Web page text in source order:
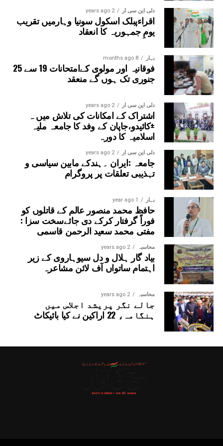
نظام کو بدعنوانی سے پاک کرے اور نوجوان نسل کو محنت،
دیانت اور کردار کے راستے پر چلنے کی توفیق عطا فرمائے۔ آمین
یا رب العالمین۔
دلی این سی آر 2 years ago
اقراءپبلک اسکول سونیا وہارمیں تقریب
یومِ جمہوریہ کا انعقاد
بہار 8 months ago
فوقانیہ اور مولوی کےامتحانات 19 سے 25
جنوری تک ہوں گے منعقد
دلی این سی آر 2 years ago
اشتراک کے امکانات کی تلاش میں ہ
±کائیدو،جاپان کے وفد کا جامعہ ملیہ
اسلامیہ کا دورہ
دلی این سی آر 2 years ago
جامعہ :ایران ۔ہندکے مابین سیاسی و
تہذیبی تعلقات پر پروگرام
بہار 1 year ago
حافظ محمد منصور عالم کے قاتلوں کو
فوراً گرفتار کرکے دی جائےسخت سزا :
مفتی محمد سعید الرحمن قاسمی
محاسبہ 2 years ago
بیاد گار ہلال و دل سیوہاروی کے زیر
اہتمام ساتواں آف لائن مشاعرہ
محاسبہ 2 years ago
جالے نگر پریشد اجلاس میں
ہنگامہ، 22 اراکین نے کیا بائیکاٹ